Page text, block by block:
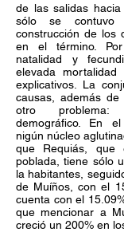
de las salidas
sólo se
construcción de los
en el término.
natalidad y
elevada
explicativos. La
causas, además
otro problema:
demográfico. En
nigún núcleo
que Requiás, que
poblada, tiene sólo
la habitantes,
de Muíños, con el
cuenta con el
que mencionar a
creció un 200% en